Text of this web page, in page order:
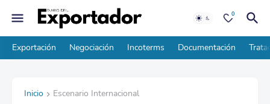
0
Exportación Negociación Incoterms Documentación
Inicio Escenario Internacional